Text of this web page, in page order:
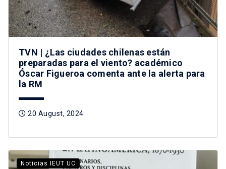
TVN | ¿Las ciudades chilenas están
preparadas para el viento? académico
Óscar Figueroa comenta ante la alerta para
la RM
20 August, 2024
Noticias IEUT UC